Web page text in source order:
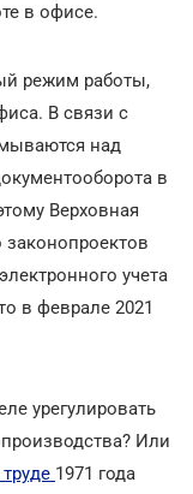
в офисе.
режим работы,
В связи с
над
в
Верховная
учета
в феврале 2021
урегулировать
Или
1971 года